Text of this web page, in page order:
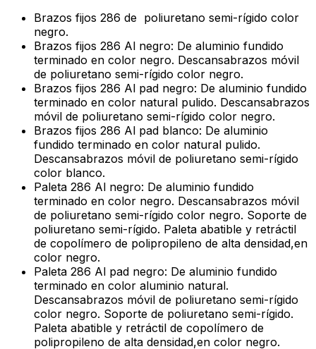
Brazos fijos 286 de poliuretano semi-rígido color
negro.
Brazos fijos 286 Al negro: De aluminio fundido
terminado en color negro. Descansabrazos móvil
de poliuretano semi-rígido color negro.
Brazos fijos 286 Al pad negro: De aluminio fundido
terminado en color natural pulido. Descansabrazos
móvil de poliuretano semi-rígido color negro.
Brazos fijos 286 Al pad blanco: De aluminio
fundido terminado en color natural pulido.
Descansabrazos móvil de poliuretano semi-rígido
color blanco.
Paleta 286 Al negro: De aluminio fundido
terminado en color negro. Descansabrazos móvil
de poliuretano semi-rígido color negro. Soporte de
poliuretano semi-rígido. Paleta abatible y retráctil
de copolímero de polipropileno de alta densidad,en
color negro.
Paleta 286 Al pad negro: De aluminio fundido
terminado en color aluminio natural.
Descansabrazos móvil de poliuretano semi-rígido
color negro. Soporte de poliuretano semi-rígido.
Paleta abatible y retráctil de copolímero de
polipropileno de alta densidad,en color negro.